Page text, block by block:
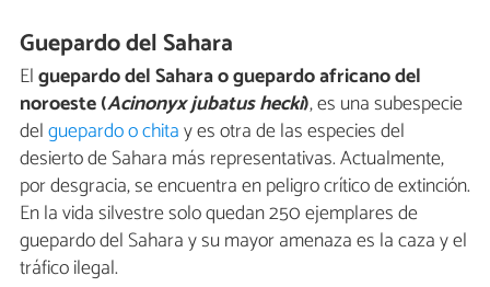
Guepardo del Sahara
Elguepardo del Sahara o guepardo africano del
noroeste (Acinonyx jubatus hecki), es una subespecie
delguepardo o chitay es otra de las especies del
desierto de Sahara más representativas. Actualmente,
por desgracia, se encuentra en peligro crítico de extinción.
En la vida silvestre solo quedan 250 ejemplares de
guepardo del Sahara y su mayor amenaza es la caza y el
tráfico ilegal.